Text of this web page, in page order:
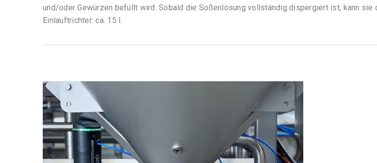
und/oder Gewürzen befüllt wird. Sobald die Soßenlösung vollständig dispergiert ist, kann
Einlauftrichter: ca. 15 l.